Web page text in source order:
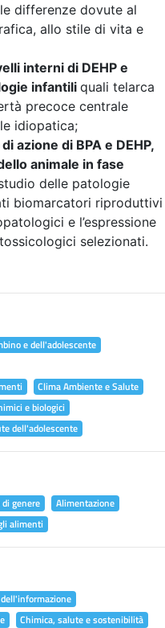
differenze dovute al
allo stile di vita e
interni di DEHP e
infantili quali telarca
precoce centrale
idiopatica;
azione di BPA e DEHP,
animale in fase
delle patologie
biomarcatori riproduttivi
e l’espressione
selezionati.
e dell'adolescente
Clima Ambiente e Salute
e biologici
dell'adolescente
genere
Alimentazione
alimenti
Chimica, salute e sostenibilità